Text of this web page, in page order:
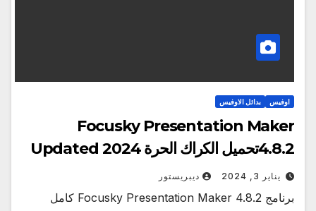
اوفيس بدائل الاوفيس
Focusky Presentation Maker
4.8.2تحميل الكراك الحرة Updated 2024
يناير 3, 2024 ديبريستور
برنامج Focusky Presentation Maker 4.8.2 كامل